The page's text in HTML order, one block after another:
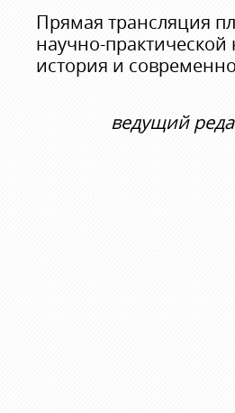
Прямая трансляция
научно-
история и
ведущий